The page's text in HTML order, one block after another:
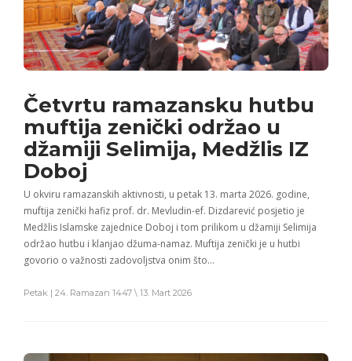
Četvrtu ramazansku hutbu
muftija zenički održao u
džamiji Selimija, Medžlis IZ
Doboj
U okviru ramazanskih aktivnosti, u petak 13. marta 2026. godine,
muftija zenički hafiz prof. dr. Mevludin-ef. Dizdarević posjetio je
Medžlis Islamske zajednice Doboj i tom prilikom u džamiji Selimija
održao hutbu i klanjao džuma-namaz. Muftija zenički je u hutbi
govorio o važnosti zadovoljstva onim što…
Petak | 24. Ramazan 1447 \ 13. Mart 2026